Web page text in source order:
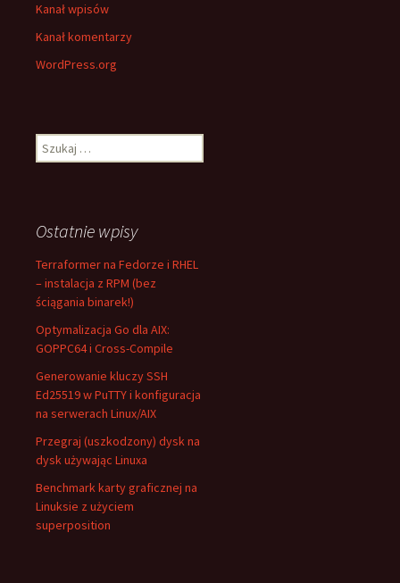
Kanał wpisów
Kanał komentarzy
WordPress.org
Szukaj:
Ostatnie wpisy
Terraformer na Fedorze i RHEL
– instalacja z RPM (bez
ściągania binarek!)
Optymalizacja Go dla AIX:
GOPPC64 i Cross-Compile
Generowanie kluczy SSH
Ed25519 w PuTTY i konfiguracja
na serwerach Linux/AIX
Przegraj (uszkodzony) dysk na
dysk używając Linuxa
Benchmark karty graficznej na
Linuksie z użyciem
superposition